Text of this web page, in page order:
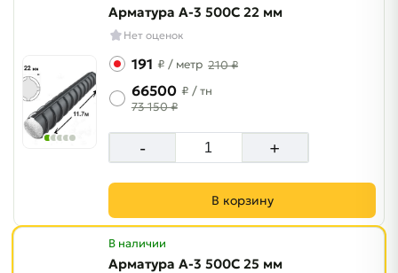
Арматура A-3 500C 22 мм
Нет оценок
191 ₽ / метр 210 ₽
66500 ₽ / тн
73 150 ₽
- +
В корзину
В наличии
Арматура A-3 500C 25 мм